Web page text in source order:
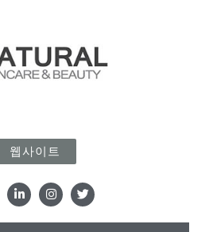
웹사이트
L
i
n
k
I
n
s
t
T
w
i
t